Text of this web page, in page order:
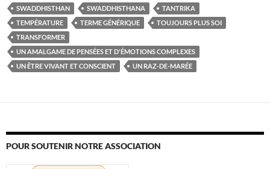
SWADDHISTHAN
SWADDHISTHANA
TANTRIKA
TEMPÉRATURE
TERME GÉNÉRIQUE
TOUJOURS PLUS SOI
TRANSFORMER
UN AMALGAME DE PENSÉES ET D'ÉMOTIONS COMPLEXES
UN ÊTRE VIVANT ET CONSCIENT
UN RAZ-DE-MARÉE
POUR SOUTENIR NOTRE ASSOCIATION